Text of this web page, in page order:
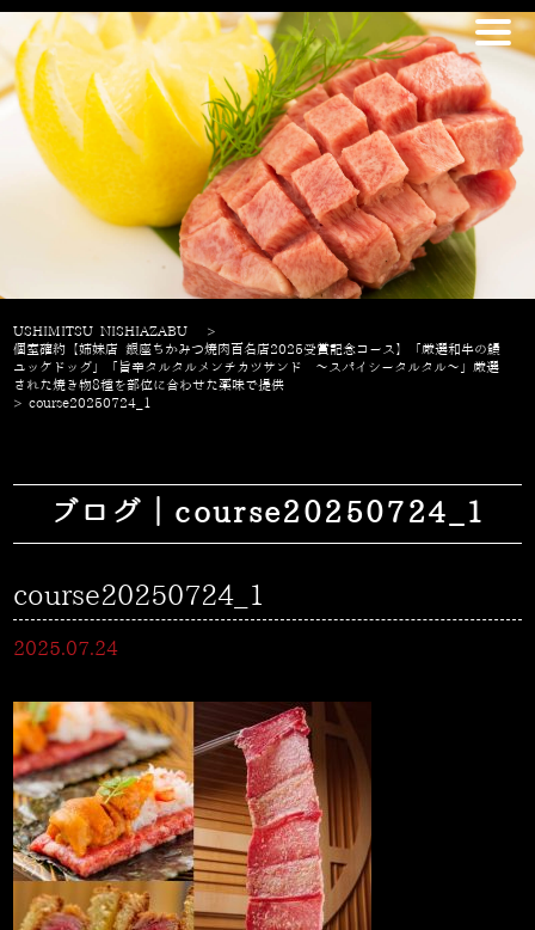
USHIMITSU NISHIAZABU
>
個室確約【姉妹店 銀座ちかみつ焼肉百名店2025受賞記念コース】「厳選和牛の鰻
ユッケドッグ」「旨辛タルタルメンチカツサンド ～スパイシータルタル～」厳選
された焼き物8種を部位に合わせた薬味で提供
>course20250724_1
ブログ｜course20250724_1
course20250724_1
2025.07.24